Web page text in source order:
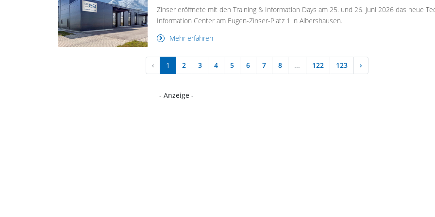
Zinser eröffnete mit den Training & Information Days am 25. und 26. Juni 2026 das neue
Information Center am Eugen-Zinser-Platz 1 in Albershausen.
Mehr erfahren
‹ 1 2 3 4 5 6 7 8 ... 122 123 ›
- Anzeige -